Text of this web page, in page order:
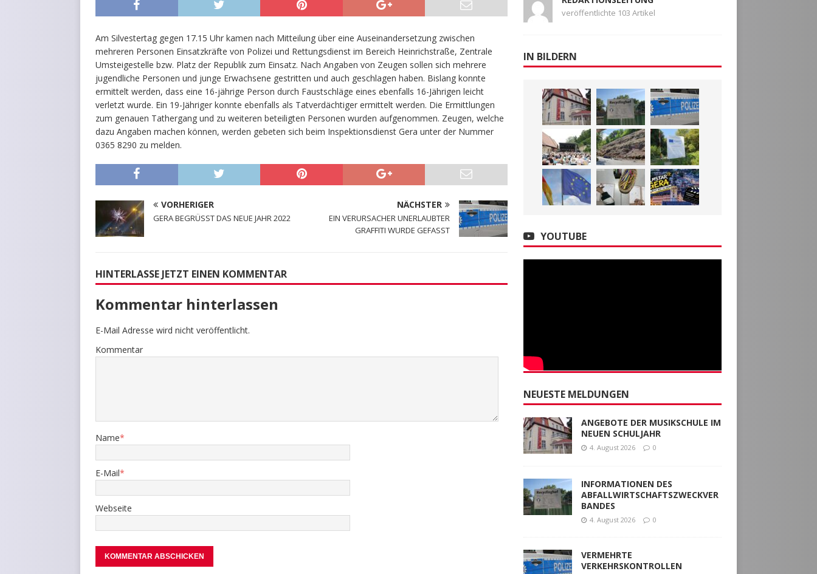
Am Silvestertag gegen 17.15 Uhr kamen nach Mitteilung über eine Auseinandersetzung zwischen
mehreren Personen Einsatzkräfte von Polizei und Rettungsdienst im Bereich Heinrichstraße, Zentrale
Umsteigestelle bzw. Platz der Republik zum Einsatz. Nach Angaben von Zeugen sollen sich mehrere
jugendliche Personen und junge Erwachsene gestritten und auch geschlagen haben. Bislang konnte
ermittelt werden, dass eine 16-jährige Person durch Faustschläge eines ebenfalls 16-Jährigen leicht
verletzt wurde. Ein 19-Jähriger konnte ebenfalls als Tatverdächtiger ermittelt werden. Die Ermittlungen
zum genauen Tathergang und zu weiteren beteiligten Personen wurden aufgenommen. Zeugen, welche
dazu Angaben machen können, werden gebeten sich beim Inspektionsdienst Gera unter der Nummer
0365 8290 zu melden.
VORHERIGER
GERA BEGRÜSST DAS NEUE JAHR 2022
NÄCHSTER
EIN VERURSACHER UNERLAUBTER
GRAFFITI WURDE GEFASST
HINTERLASSE JETZT EINEN KOMMENTAR
Kommentar hinterlassen
E-Mail Adresse wird nicht veröffentlicht.
Kommentar
Name*
E-Mail*
Webseite
veröffentlichte 103 Artikel
IN BILDERN
YOUTUBE
NEUESTE MELDUNGEN
ANGEBOTE DER MUSIKSCHULE IM
NEUEN SCHULJAHR
4. August 2026 0
INFORMATIONEN DES
ABFALLWIRTSCHAFTSZWECKVER
BANDES
4. August 2026 0
VERMEHRTE
VERKEHRSKONTROLLEN